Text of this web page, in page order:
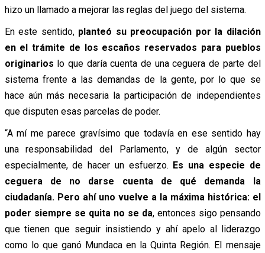
hizo un llamado a mejorar las reglas del juego del sistema.
En este sentido, planteó su preocupación por la dilación
en el trámite de los escaños reservados para pueblos
originarios lo que daría cuenta de una ceguera de parte del
sistema frente a las demandas de la gente, por lo que se
hace aún más necesaria la participación de independientes
que disputen esas parcelas de poder.
“A mí me parece gravísimo que todavía en ese sentido hay
una responsabilidad del Parlamento, y de algún sector
especialmente, de hacer un esfuerzo. Es una especie de
ceguera de no darse cuenta de qué demanda la
ciudadanía. Pero ahí uno vuelve a la máxima histórica: el
poder siempre se quita no se da, entonces sigo pensando
que tienen que seguir insistiendo y ahí apelo al liderazgo
como lo que ganó Mundaca en la Quinta Región. El mensaje